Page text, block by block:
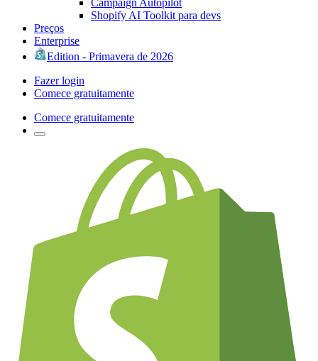
Campaign Autopilot
Shopify AI Toolkit para devs
Preços
Enterprise
Edition - Primavera de 2026
Fazer login
Comece gratuitamente
Comece gratuitamente